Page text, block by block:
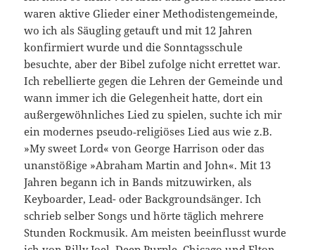
waren aktive Glieder einer Methodistengemeinde,
wo ich als Säugling getauft und mit 12 Jahren
konfirmiert wurde und die Sonntagsschule
besuchte, aber der Bibel zufolge nicht errettet war.
Ich rebellierte gegen die Lehren der Gemeinde und
wann immer ich die Gelegenheit hatte, dort ein
außergewöhnliches Lied zu spielen­, suchte ich mir
ein modernes pseudo‑religiöses Lied aus wie z.B.
»My sweet Lord« von George Harrison oder das
unanstößige ­»Abraham Martin and John«. Mit 13
Jahren begann ich in Bands mitzuwirken, als
Keyboarder, Lead- oder Backgroundsänger. Ich
schrieb selber Songs und hörte täglich mehrere
Stunden Rockmusik. ­Am meisten beeinflusst wurde